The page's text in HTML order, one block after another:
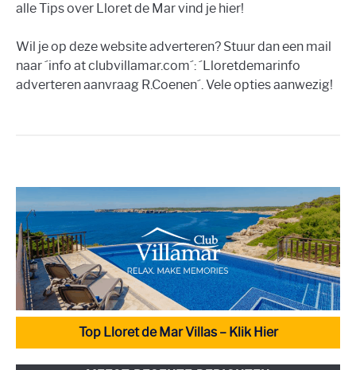
alle Tips over Lloret de Mar vind je hier!
Wil je op deze website adverteren? Stuur dan een mail
naar ´info at clubvillamar.com´: ´Lloretdemarinfo
adverteren aanvraag R.Coenen´. Vele opties aanwezig!
Top Lloret de Mar Villas – Klik Hier